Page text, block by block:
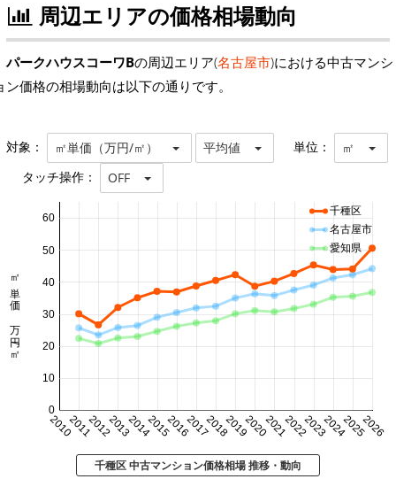
周辺エリアの価格相場動向
パークハウスコーワBの周辺エリア(名古屋市)における中古マンシ
ン価格の相場動向は以下の通りです。
対象： ㎡単価（万円/㎡） 平均値 単位： ㎡
タッチ操作： OFF
20102011201220132014201520162017201820192020202120222023202420252026
0
10
20
30
40
50
60
㎡単価 万円/㎡
千種区
名古屋市
愛知県
千種区 中古マンション価格相場 推移・動向